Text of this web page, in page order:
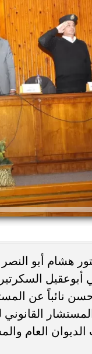
هشام أبو
نائباً عن
العام
مصر
السيسي